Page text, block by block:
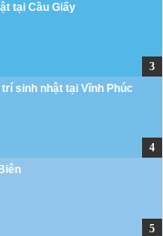
tại Cầu Giấy
sinh nhật tại Vĩnh Phúc